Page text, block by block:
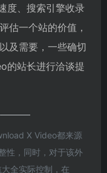
度、搜索引擎收录
估一个站的价值，
及需要，一些确切
的站长进行洽谈提
X Video都来源
性，同时，对于该外
全实际控制，在